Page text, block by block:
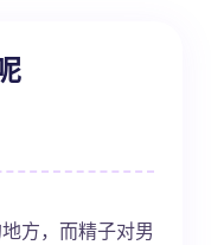
方，而精子对男